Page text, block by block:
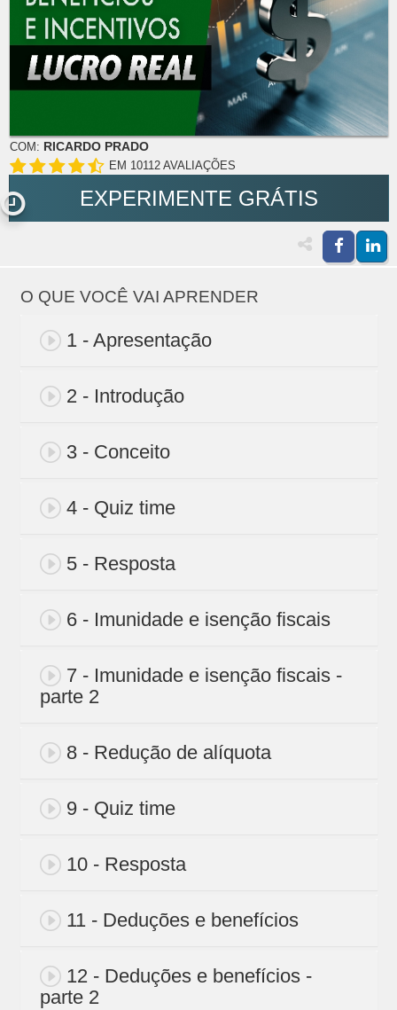
COM: RICARDO PRADO
EM 10112 AVALIAÇÕES
EXPERIMENTE GRÁTIS
O QUE VOCÊ VAI APRENDER
1 - Apresentação
2 - Introdução
3 - Conceito
4 - Quiz time
5 - Resposta
6 - Imunidade e isenção fiscais
7 - Imunidade e isenção fiscais -
parte 2
8 - Redução de alíquota
9 - Quiz time
10 - Resposta
11 - Deduções e benefícios
12 - Deduções e benefícios -
parte 2